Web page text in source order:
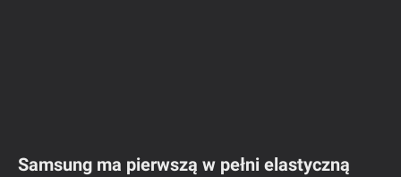
Samsung ma pierwszą w pełni elastyczną